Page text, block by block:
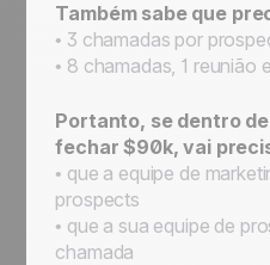
Também sabe que
• 3 chamadas por
• 8 chamadas, 1 reunião
Portanto, se dentro
fechar $90k, vai
• que a equipe de
prospects
• que a sua equipe de
chamada